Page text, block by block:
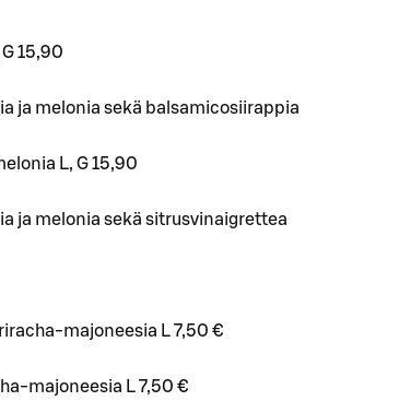
15,90
ja melonia sekä balsamicosiirappia
L, G 15,90
ja melonia sekä sitrusvinaigrettea
majoneesia L 7,50 €
majoneesia L 7,50 €